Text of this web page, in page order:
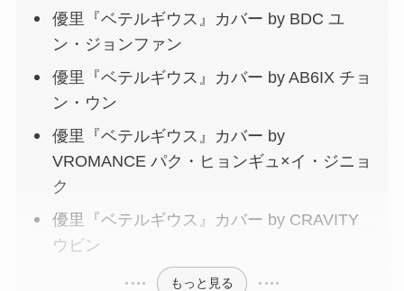
優里『ベテルギウス』カバー by BDC ユ
ン・ジョンファン
優里『ベテルギウス』カバー by AB6IX チョ
ン・ウン
優里『ベテルギウス』カバー by
VROMANCE パク・ヒョンギュ×イ・ジニョ
ク
優里『ベテルギウス』カバー by CRAVITY
ウビン
もっと見る